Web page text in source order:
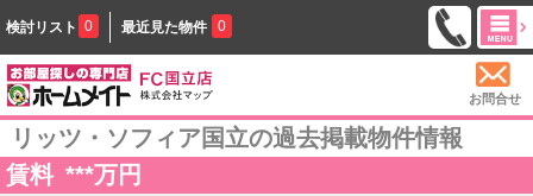
検討リスト 0 最近見た物件 0
お問合せ
リッツ・ソフィア国立の過去掲載物件情報
賃料 ***万円